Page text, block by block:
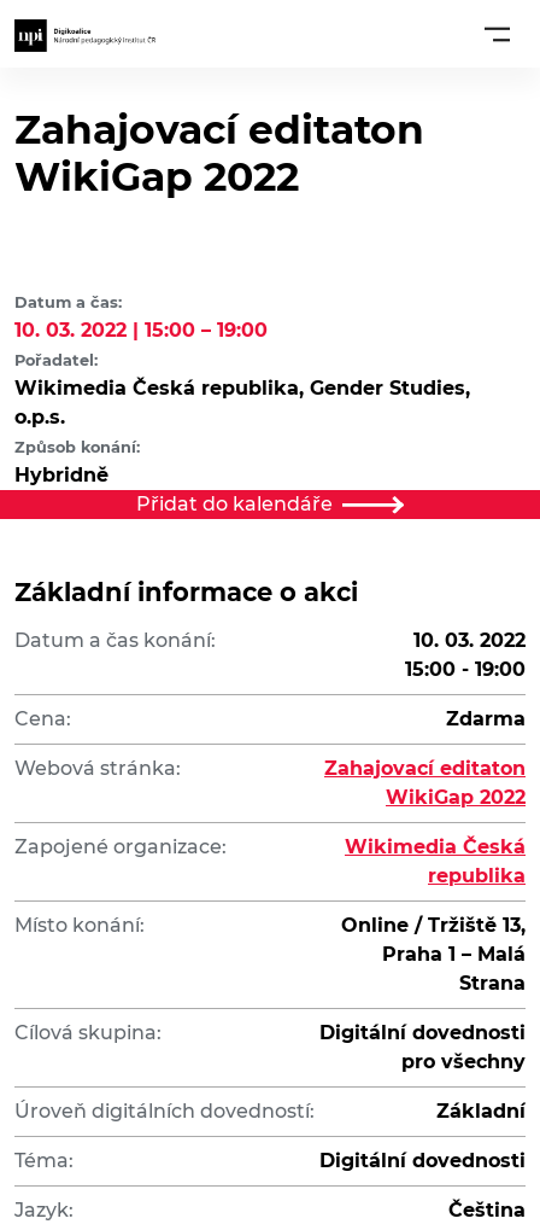
Zahajovací editaton
WikiGap 2022
Datum a čas:
10. 03. 2022 | 15:00 – 19:00
Pořadatel:
Wikimedia Česká republika, Gender Studies,
o.p.s.
Způsob konání:
Hybridně
Přidat do kalendáře
Základní informace o akci
Datum a čas konání:
10. 03. 2022
15:00 - 19:00
Cena: Zdarma
Webová stránka:
Zahajovací editaton
WikiGap 2022
Zapojené organizace:
Wikimedia Česká
republika
Místo konání:
Online / Tržiště 13,
Praha 1 – Malá
Strana
Cílová skupina:
Digitální dovednosti
pro všechny
Úroveň digitálních dovedností: Základní
Téma: Digitální dovednosti
Jazyk: Čeština